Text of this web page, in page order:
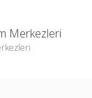
Merkezleri